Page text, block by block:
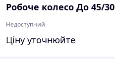
Робоче колесо До 45/30
Недоступний
Ціну уточнюйте